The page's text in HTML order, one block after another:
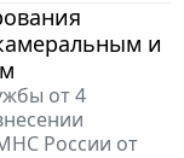
и
от 4
России от